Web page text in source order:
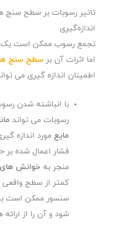
تاثیر رسوبات بر سطح سنج
اندازه‌گیری
تجمع رسوب ممکن است یک
اما اثرات آن بر سطح سنج
اطمینان اندازه گیری می
با انباشته شدن
رسوبات می تواند
مایع مورد اندازه
فشار اعمال شده بر
منجر به خوانش
کمتر از سطح واقعی
سنسور ممکن است
شود و آن را از ارائه